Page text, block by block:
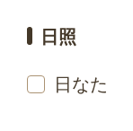
日照
日なた